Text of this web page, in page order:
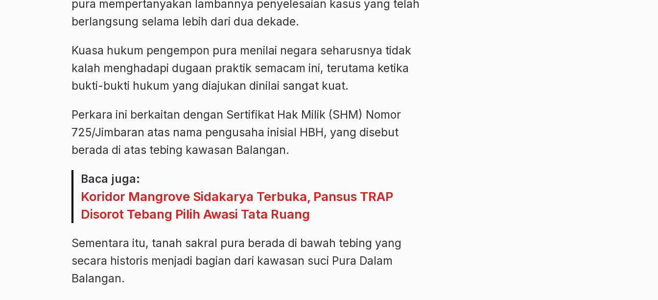
pura mempertanyakan lambannya penyelesaian kasus yang telah
berlangsung selama lebih dari dua dekade.
Kuasa hukum pengempon pura menilai negara seharusnya tidak
kalah menghadapi dugaan praktik semacam ini, terutama ketika
bukti-bukti hukum yang diajukan dinilai sangat kuat.
Perkara ini berkaitan dengan Sertifikat Hak Milik (SHM) Nomor
725/Jimbaran atas nama pengusaha inisial HBH, yang disebut
berada di atas tebing kawasan Balangan.
Baca juga:
Koridor Mangrove Sidakarya Terbuka, Pansus TRAP
Disorot Tebang Pilih Awasi Tata Ruang
Sementara itu, tanah sakral pura berada di bawah tebing yang
secara historis menjadi bagian dari kawasan suci Pura Dalam
Balangan.